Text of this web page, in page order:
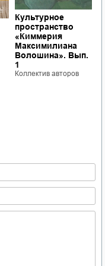
Культурное
пространство
«Киммерия
Максимилиана
Волошина». Вып.
1
Коллектив авторов